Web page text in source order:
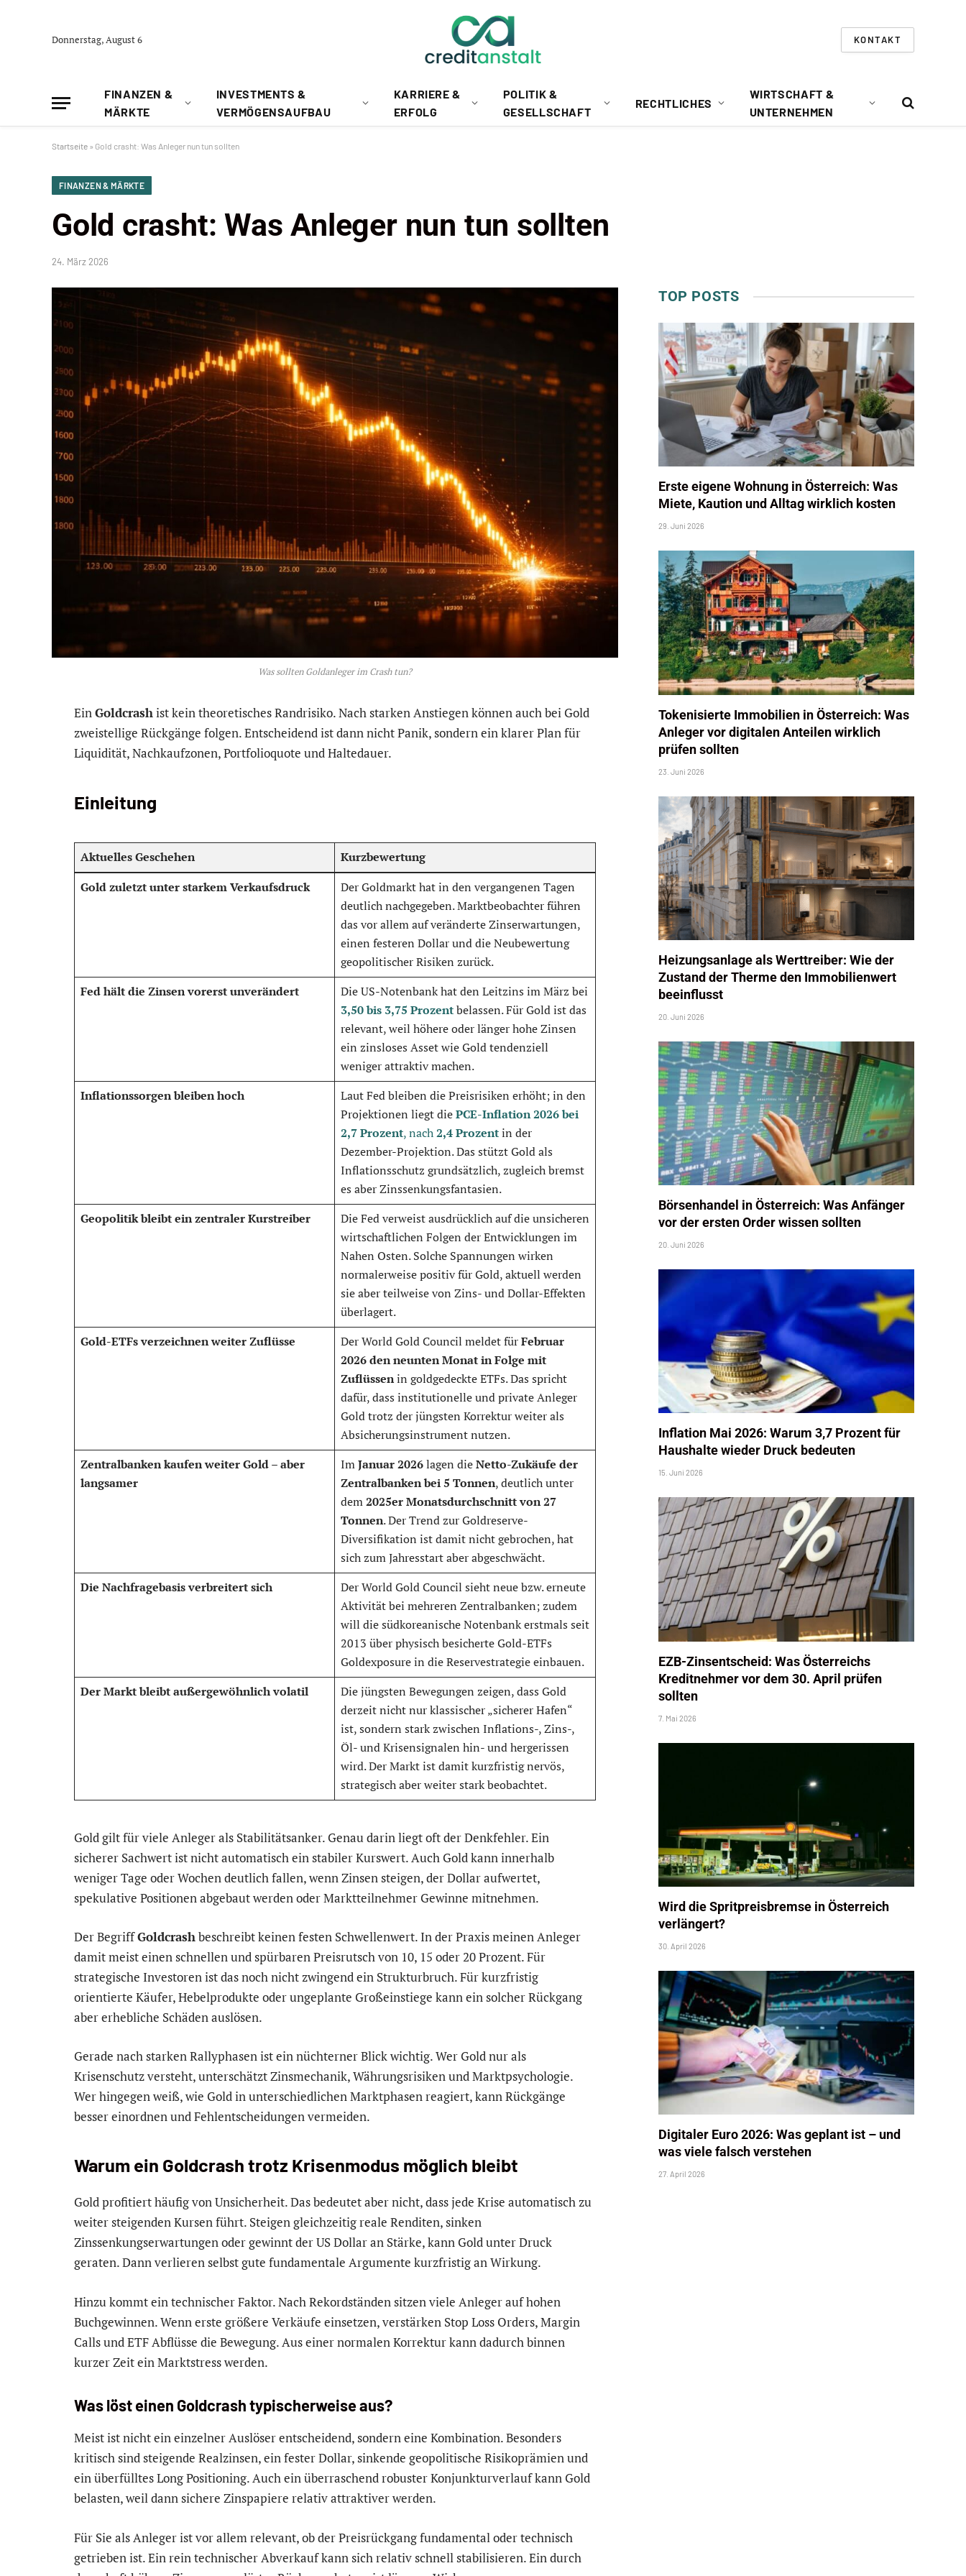
Donnerstag, August 6 KONTAKT
FINANZEN &
MÄRKTE
INVESTMENTS &
VERMÖGENSAUFBAU
KARRIERE &
ERFOLG
POLITIK &
GESELLSCHAFT
RECHTLICHES
WIRTSCHAFT &
UNTERNEHMEN
Startseite » Gold crasht: Was Anleger nun tun sollten
FINANZEN & MÄRKTE
Gold crasht: Was Anleger nun tun sollten
24. März 2026
Was sollten Goldanleger im Crash tun?
EinGoldcrashist kein theoretisches Randrisiko. Nach starken Anstiegen können auch bei Gold
zweistellige Rückgänge folgen. Entscheidend ist dann nicht Panik, sondern ein klarer Plan für
Liquidität, Nachkaufzonen, Portfolioquote und Haltedauer.
Einleitung
Aktuelles Geschehen
Kurzbewertung
Gold zuletzt unter starkem Verkaufsdruck
Der Goldmarkt hat in den vergangenen Tagen
deutlich nachgegeben. Marktbeobachter führen
das vor allem auf veränderte Zinserwartungen,
einen festeren Dollar und die Neubewertung
geopolitischer Risiken zurück.
Fed hält die Zinsen vorerst unverändert
Die US-Notenbank hat den Leitzins im März bei
3,50 bis 3,75 Prozentbelassen. Für Gold ist das
relevant, weil höhere oder länger hohe Zinsen
ein zinsloses Asset wie Gold tendenziell
weniger attraktiv machen.
Inflationssorgen bleiben hoch
Laut Fed bleiben die Preisrisiken erhöht; in den
Projektionen liegt diePCE-Inflation 2026 bei
2,7 Prozent, nach2,4 Prozentin der
Dezember-Projektion. Das stützt Gold als
Inflationsschutz grundsätzlich, zugleich bremst
es aber Zinssenkungsfantasien.
Geopolitik bleibt ein zentraler Kurstreiber
Die Fed verweist ausdrücklich auf die unsicheren
wirtschaftlichen Folgen der Entwicklungen im
Nahen Osten. Solche Spannungen wirken
normalerweise positiv für Gold, aktuell werden
sie aber teilweise von Zins- und Dollar-Effekten
überlagert.
Gold-ETFs verzeichnen weiter Zuflüsse
Der World Gold Council meldet fürFebruar
2026 den neunten Monat in Folge mit
Zuflüssenin goldgedeckte ETFs. Das spricht
dafür, dass institutionelle und private Anleger
Gold trotz der jüngsten Korrektur weiter als
Absicherungsinstrument nutzen.
Zentralbanken kaufen weiter Gold – aber
langsamer
ImJanuar 2026lagen dieNetto-Zukäufe der
Zentralbanken bei 5 Tonnen, deutlich unter
dem2025er Monatsdurchschnitt von 27
Tonnen. Der Trend zur Goldreserve-
Diversifikation ist damit nicht gebrochen, hat
sich zum Jahresstart aber abgeschwächt.
Die Nachfragebasis verbreitert sich
Der World Gold Council sieht neue bzw. erneute
Aktivität bei mehreren Zentralbanken; zudem
will die südkoreanische Notenbank erstmals seit
2013 über physisch besicherte Gold-ETFs
Goldexposure in die Reservestrategie einbauen.
Der Markt bleibt außergewöhnlich volatil
Die jüngsten Bewegungen zeigen, dass Gold
derzeit nicht nur klassischer „sicherer Hafen“
ist, sondern stark zwischen Inflations-, Zins-,
Öl- und Krisensignalen hin- und hergerissen
wird. Der Markt ist damit kurzfristig nervös,
strategisch aber weiter stark beobachtet.
Gold gilt für viele Anleger als Stabilitätsanker. Genau darin liegt oft der Denkfehler. Ein
sicherer Sachwert ist nicht automatisch ein stabiler Kurswert. Auch Gold kann innerhalb
weniger Tage oder Wochen deutlich fallen, wenn Zinsen steigen, der Dollar aufwertet,
spekulative Positionen abgebaut werden oder Marktteilnehmer Gewinne mitnehmen.
Der BegriffGoldcrashbeschreibt keinen festen Schwellenwert. In der Praxis meinen Anleger
damit meist einen schnellen und spürbaren Preisrutsch von 10, 15 oder 20 Prozent. Für
strategische Investoren ist das noch nicht zwingend ein Strukturbruch. Für kurzfristig
orientierte Käufer, Hebelprodukte oder ungeplante Großeinstiege kann ein solcher Rückgang
aber erhebliche Schäden auslösen.
Gerade nach starken Rallyphasen ist ein nüchterner Blick wichtig. Wer Gold nur als
Krisenschutz versteht, unterschätzt Zinsmechanik, Währungsrisiken und Marktpsychologie.
Wer hingegen weiß, wie Gold in unterschiedlichen Marktphasen reagiert, kann Rückgänge
besser einordnen und Fehlentscheidungen vermeiden.
Warum ein Goldcrash trotz Krisenmodus möglich bleibt
Gold profitiert häufig von Unsicherheit. Das bedeutet aber nicht, dass jede Krise automatisch zu
weiter steigenden Kursen führt. Steigen gleichzeitig reale Renditen, sinken
Zinssenkungserwartungen oder gewinnt der US Dollar an Stärke, kann Gold unter Druck
geraten. Dann verlieren selbst gute fundamentale Argumente kurzfristig an Wirkung.
Hinzu kommt ein technischer Faktor. Nach Rekordständen sitzen viele Anleger auf hohen
Buchgewinnen. Wenn erste größere Verkäufe einsetzen, verstärken Stop Loss Orders, Margin
Calls und ETF Abflüsse die Bewegung. Aus einer normalen Korrektur kann dadurch binnen
kurzer Zeit ein Marktstress werden.
Was löst einen Goldcrash typischerweise aus?
Meist ist nicht ein einzelner Auslöser entscheidend, sondern eine Kombination. Besonders
kritisch sind steigende Realzinsen, ein fester Dollar, sinkende geopolitische Risikoprämien und
ein überfülltes Long Positioning. Auch ein überraschend robuster Konjunkturverlauf kann Gold
belasten, weil dann sichere Zinspapiere relativ attraktiver werden.
Für Sie als Anleger ist vor allem relevant, ob der Preisrückgang fundamental oder technisch
getrieben ist. Ein rein technischer Abverkauf kann sich relativ schnell stabilisieren. Ein durch
TOP POSTS
Erste eigene Wohnung in Österreich: Was
Miete, Kaution und Alltag wirklich kosten
29. Juni 2026
Tokenisierte Immobilien in Österreich: Was
Anleger vor digitalen Anteilen wirklich
prüfen sollten
23. Juni 2026
Heizungsanlage als Werttreiber: Wie der
Zustand der Therme den Immobilienwert
beeinflusst
20. Juni 2026
Börsenhandel in Österreich: Was Anfänger
vor der ersten Order wissen sollten
20. Juni 2026
Inflation Mai 2026: Warum 3,7 Prozent für
Haushalte wieder Druck bedeuten
15. Juni 2026
EZB-Zinsentscheid: Was Österreichs
Kreditnehmer vor dem 30. April prüfen
sollten
7. Mai 2026
Wird die Spritpreisbremse in Österreich
verlängert?
30. April 2026
Digitaler Euro 2026: Was geplant ist – und
was viele falsch verstehen
27. April 2026